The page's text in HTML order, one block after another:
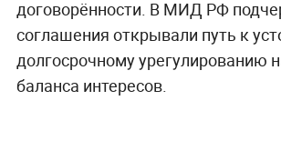
договорённости. В МИД РФ
соглашения открывали путь к
долгосрочному урегулированию
баланса интересов.